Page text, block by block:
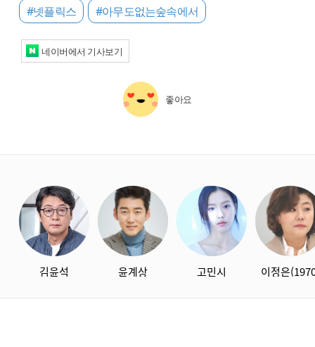
#넷플릭스 #아무도없는숲속에서
네이버에서 기사보기
좋아요
김윤석 윤계상 고민시 이정은